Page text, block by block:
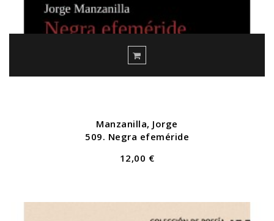
Manzanilla, Jorge
509. Negra efeméride
12,00 €